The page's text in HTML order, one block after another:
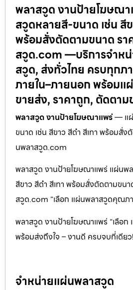
พลาสวูด งานป้ายโฆษณ
สวูดหลายสี-ขนาด เช่น สี
พร้อมสั่งตัดตามขนาด ร
สวูด.com —บริการจำห
สวูด, ส่งทั่วไทย ครบทุกภ
ภายใน–ภายนอก พร้อมแ
ขายส่ง, ราคาถูก, ตัดตาม
พลาสวูด งานป้ายโฆษณาแพร่— แ
ขนาด เช่น สีขาว สีดำ สีเทา พร้อมสั่
นพลาสวูด.com
พลาสวูด งานป้ายโฆษณาแพร่ แผ่นพ
สีขาว สีดำ สีเทา พร้อมสั่งตัดตามขน
สวูด.com “เลือก แผ่นพลาสวูดคุณ
พลาสวูด งานป้ายโฆษณาแพร่ “เลือ
พร้อมส่งถึงใจ – งานดี ครบจบที่เดียว
จำหน่ายแผ่นพลาสวูด